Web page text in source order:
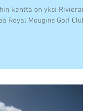
kenttä on yksi Rivieran
Royal Mougins Golf